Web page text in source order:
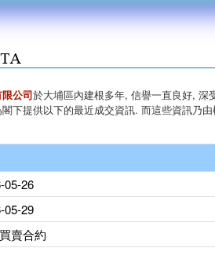
公司 於大埔區內建根多年, 信譽一直良好,
下提供以下的最近成交資訊. 而這些資訊乃
05-26
05-29
賣合約